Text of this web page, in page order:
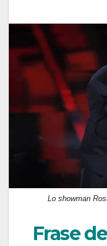
Lo showman
Frase